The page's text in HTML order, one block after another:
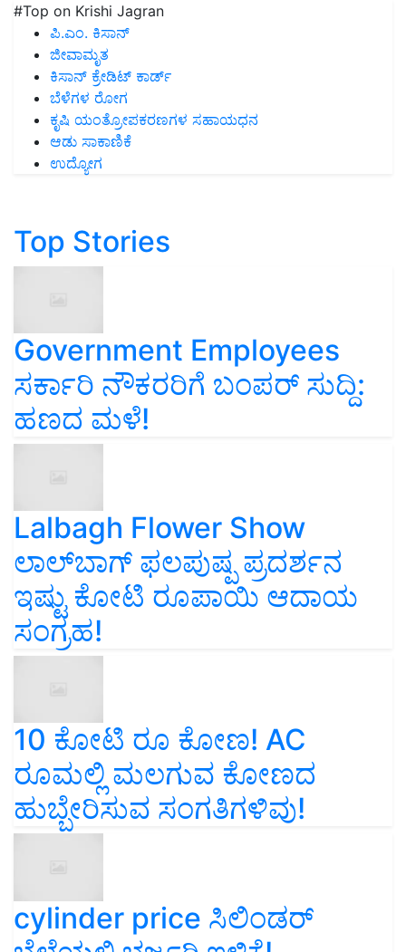
#Top on Krishi Jagran
ಪಿ.ಎಂ. ಕಿಸಾನ್
ಜೀವಾಮೃತ
ಕಿಸಾನ್ ಕ್ರೇಡಿಟ್ ಕಾರ್ಡ್
ಬೆಳೆಗಳ ರೋಗ
ಕೃಷಿ ಯಂತ್ರೋಪಕರಣಗಳ ಸಹಾಯಧನ
ಆಡು ಸಾಕಾಣಿಕೆ
ಉದ್ಯೋಗ
Top Stories
Government Employees
ಸರ್ಕಾರಿ ನೌಕರರಿಗೆ ಬಂಪರ್‌ ಸುದ್ದಿ:
ಹಣದ ಮಳೆ!
Lalbagh Flower Show
ಲಾಲ್‌ಬಾಗ್ ಫಲಪುಷ್ಪ ಪ್ರದರ್ಶನ
ಇಷ್ಟು ಕೋಟಿ ರೂಪಾಯಿ ಆದಾಯ
ಸಂಗ್ರಹ!
10 ಕೋಟಿ ರೂ ಕೋಣ! AC
ರೂಮಲ್ಲಿ ಮಲಗುವ ಕೋಣದ
ಹುಬ್ಬೇರಿಸುವ ಸಂಗತಿಗಳಿವು!
cylinder price ಸಿಲಿಂಡರ್‌